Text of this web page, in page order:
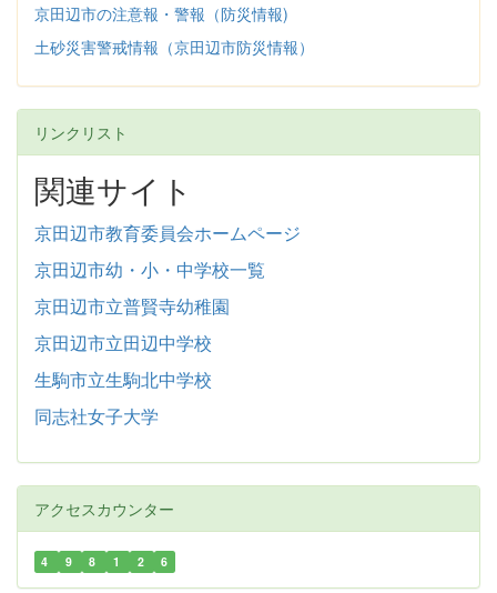
京田辺市の注意報・警報（防災情報)
土砂災害警戒情報（京田辺市防災情報）
リンクリスト
関連サイト
京田辺市教育委員会ホームページ
京田辺市幼・小・中学校一覧
京田辺市立普賢寺幼稚園
京田辺市立田辺中学校
生駒市立生駒北中学校
同志社女子大学
アクセスカウンター
4 9 8 1 2 6